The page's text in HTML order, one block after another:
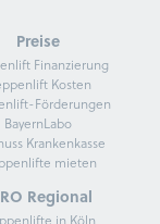
Preise
Finanzierung
Kosten
Förderungen
BayernLabo
Krankenkasse
mieten
Regional
in Köln